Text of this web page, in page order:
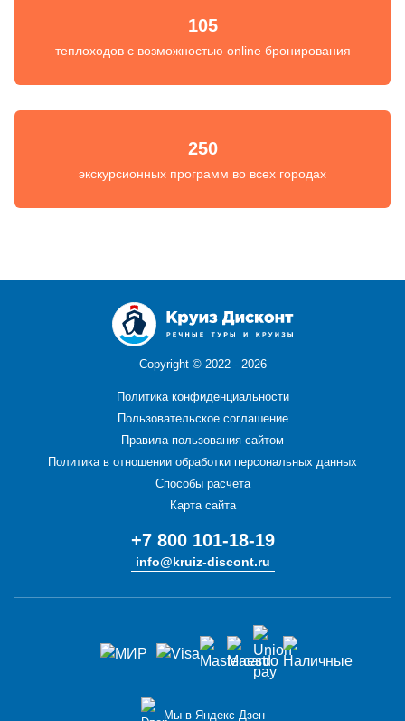
105
теплоходов с возможностью online бронирования
250
экскурсионных программ во всех городах
Copyright © 2022 - 2026
Политика конфиденциальности
Пользовательское соглашение
Правила пользования сайтом
Политика в отношении обработки персональных данных
Способы расчета
Карта сайта
+7 800 101-18-19
info@kruiz-discont.ru
Мы в Яндекс Дзен